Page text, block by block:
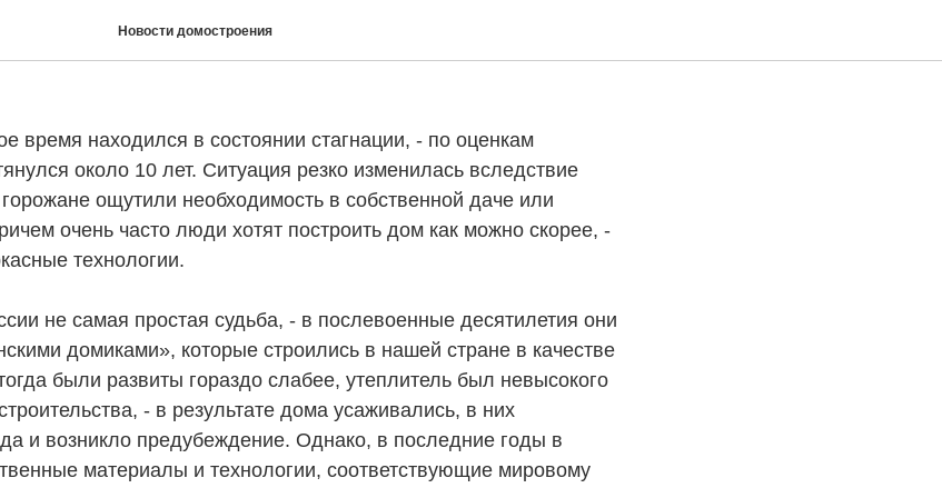
Новости домостроения
выбирают каркасные
время находился в состоянии стагнации, - по оценкам
около 10 лет. Ситуация резко изменилась вследствие
ощутили необходимость в собственной даче или
очень часто люди хотят построить дом как можно скорее, -
технологии.
не самая простая судьба, - в послевоенные десятилетия они
домиками», которые строились в нашей стране в качестве
были развиты гораздо слабее, утеплитель был невысокого
- в результате дома усаживались, в них
и возникло предубеждение. Однако, в последние годы в
материалы и технологии, соответствующие мировому